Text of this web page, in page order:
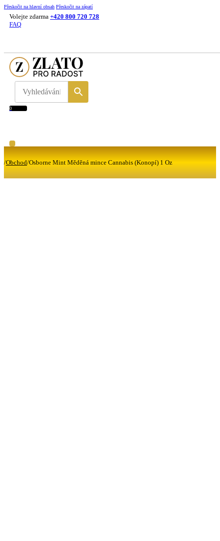
Přeskočit na hlavní obsah Přeskočit na zápatí
Volejte zdarma +420 800 720 728
FAQ
0
/Obchod/Osborne Mint Měděná mince Cannabis (Konopí) 1 Oz